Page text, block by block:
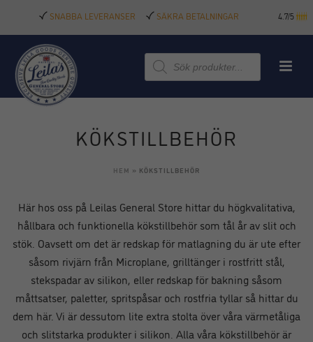
SNABBA LEVERANSER SÄKRA BETALNINGAR 4.7/5
Produktsökning
KÖKSTILLBEHÖR
HEM » KÖKSTILLBEHÖR
Här hos oss på Leilas General Store hittar du högkvalitativa,
hållbara och funktionella kökstillbehör som tål år av slit och
stök. Oavsett om det är redskap för matlagning du är ute efter
såsom rivjärn från Microplane, grilltänger i rostfritt stål,
stekspadar av silikon, eller redskap för bakning såsom
måttsatser, paletter, spritspåsar och rostfria tyllar så hittar du
dem här. Vi är dessutom lite extra stolta över våra värmetåliga
och slitstarka produkter i silikon. Alla våra kökstillbehör är